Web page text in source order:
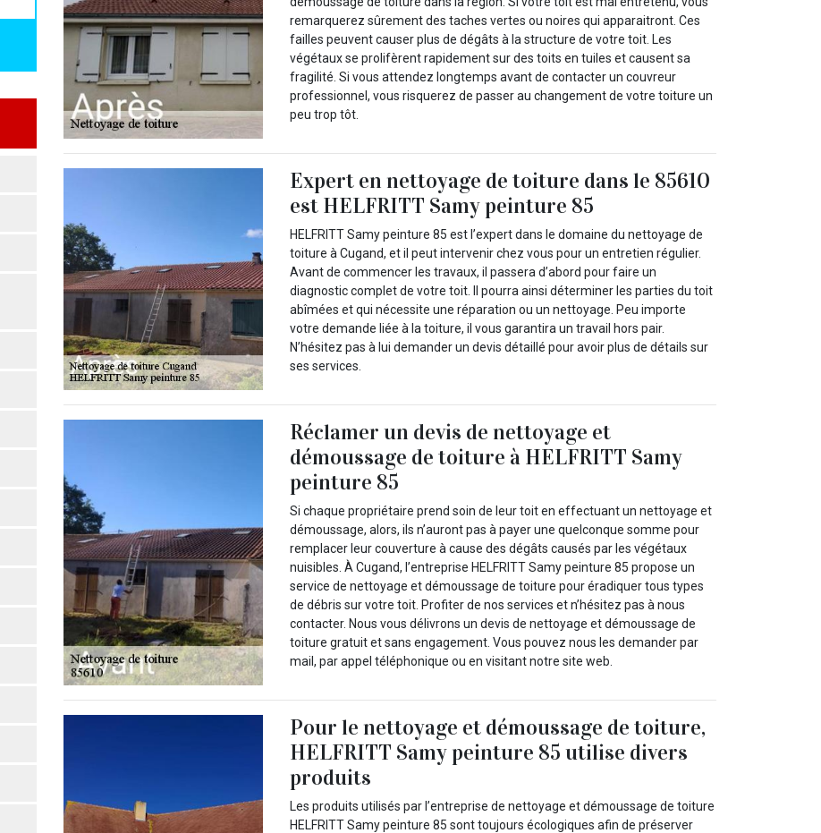
remarquerez sûrement des taches vertes ou noires qui apparaitront. Ces
failles peuvent causer plus de dégâts à la structure de votre toit. Les
végétaux se prolifèrent rapidement sur des toits en tuiles et causent sa
fragilité. Si vous attendez longtemps avant de contacter un couvreur
professionnel, vous risquerez de passer au changement de votre toiture un
peu trop tôt.
Expert en nettoyage de toiture dans le 85610
est HELFRITT Samy peinture 85
HELFRITT Samy peinture 85 est l’expert dans le domaine du nettoyage de
toiture à Cugand, et il peut intervenir chez vous pour un entretien régulier.
Avant de commencer les travaux, il passera d’abord pour faire un
diagnostic complet de votre toit. Il pourra ainsi déterminer les parties du toit
abîmées et qui nécessite une réparation ou un nettoyage. Peu importe
votre demande liée à la toiture, il vous garantira un travail hors pair.
N’hésitez pas à lui demander un devis détaillé pour avoir plus de détails sur
ses services.
Réclamer un devis de nettoyage et
démoussage de toiture à HELFRITT Samy
peinture 85
Si chaque propriétaire prend soin de leur toit en effectuant un nettoyage et
démoussage, alors, ils n’auront pas à payer une quelconque somme pour
remplacer leur couverture à cause des dégâts causés par les végétaux
nuisibles. À Cugand, l’entreprise HELFRITT Samy peinture 85 propose un
service de nettoyage et démoussage de toiture pour éradiquer tous types
de débris sur votre toit. Profiter de nos services et n’hésitez pas à nous
contacter. Nous vous délivrons un devis de nettoyage et démoussage de
toiture gratuit et sans engagement. Vous pouvez nous les demander par
mail, par appel téléphonique ou en visitant notre site web.
Pour le nettoyage et démoussage de toiture,
HELFRITT Samy peinture 85 utilise divers
produits
Les produits utilisés par l’entreprise de nettoyage et démoussage de toiture
HELFRITT Samy peinture 85 sont toujours écologiques afin de préserver